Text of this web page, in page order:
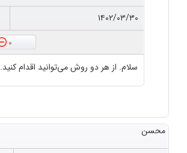
۱۴۰۲/۰۳/۳۰
0
سلام. از هر دو روش می‌توانید اقدام کنید.
محسن